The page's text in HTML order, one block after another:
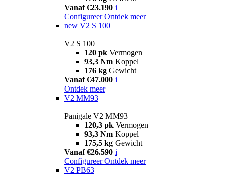
Vanaf €23.190 i
Configureer Ontdek meer
new V2 S 100
V2 S 100
120 pk Vermogen
93,3 Nm Koppel
176 kg Gewicht
Vanaf €47.000 i
Ontdek meer
V2 MM93
Panigale V2 MM93
120,3 pk Vermogen
93,3 Nm Koppel
175,5 kg Gewicht
Vanaf €26.590 i
Configureer Ontdek meer
V2 PB63